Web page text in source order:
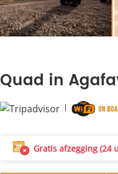
Quad in
Gratis afzegging (24